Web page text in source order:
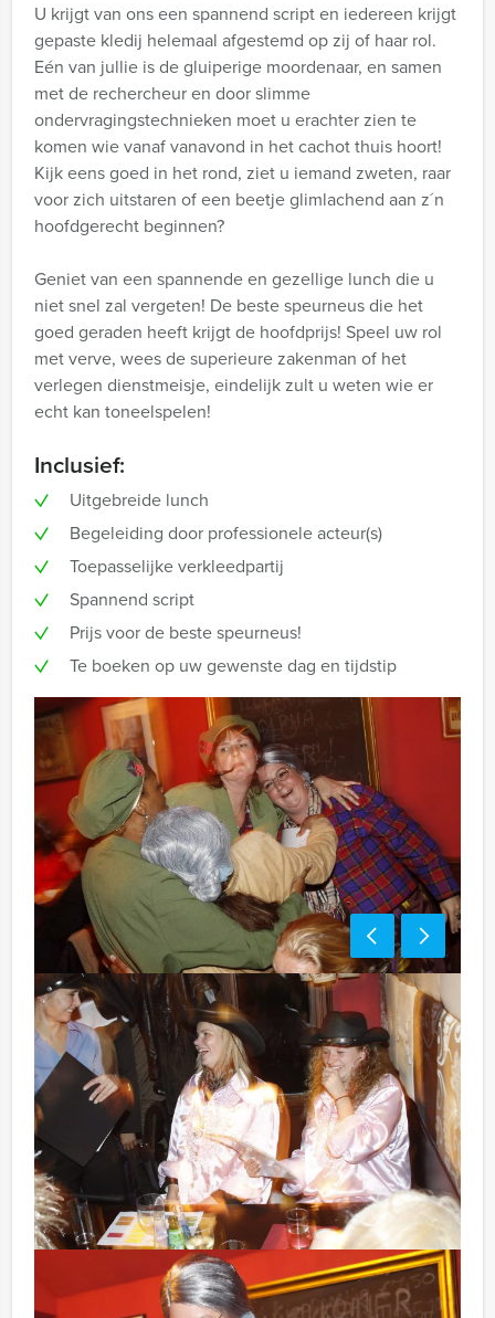
U krijgt van ons een spannend script en iedereen krijgt
gepaste kledij helemaal afgestemd op zij of haar rol.
Eén van jullie is de gluiperige moordenaar, en samen
met de rechercheur en door slimme
ondervragingstechnieken moet u erachter zien te
komen wie vanaf vanavond in het cachot thuis hoort!
Kijk eens goed in het rond, ziet u iemand zweten, raar
voor zich uitstaren of een beetje glimlachend aan z´n
hoofdgerecht beginnen?
Geniet van een spannende en gezellige lunch die u
niet snel zal vergeten! De beste speurneus die het
goed geraden heeft krijgt de hoofdprijs! Speel uw rol
met verve, wees de superieure zakenman of het
verlegen dienstmeisje, eindelijk zult u weten wie er
echt kan toneelspelen!
Inclusief:
Uitgebreide lunch
Begeleiding door professionele acteur(s)
Toepasselijke verkleedpartij
Spannend script
Prijs voor de beste speurneus!
Te boeken op uw gewenste dag en tijdstip
Optioneel:
Niet telkens uw knip hoeven trekken om uw drankje af
te rekenen? Voor € 13,50 per persoon per uur dat u in
het restaurant doorbrengt (excl. BTW) kunt u
gebruikmaken van het drankarrangement, waarbij u
onbeperkt kunt genieten van bier, fris, huiswijn, koffie
en thee. En…zo komt u ook achteraf niet voor
verrassingen te staan!
Komt u niet aan het minimale aantal deelnemers? Als u
bereid bent voor het minimale aantal te betalen, kunt u
ook gewoon voor minder personen boeken.